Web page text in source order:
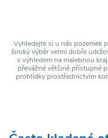
Vyhledejte si u nás pozemek
široký výběr velmi dobře
s výhledem na malebnou
převážné většině přístupné
prohlídky prostřednictvím